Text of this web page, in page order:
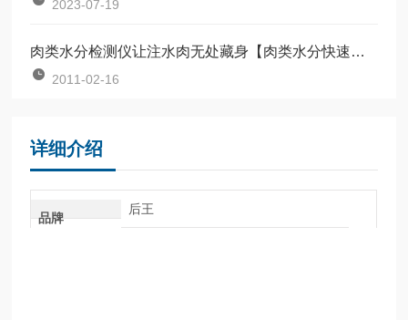
2023-07-19
肉类水分检测仪让注水肉无处藏身【肉类水分快速检测仪】
2011-02-16
详细介绍
品牌
后王